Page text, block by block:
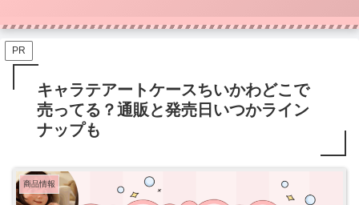
PR
キャラテアートケースちいかわどこで
売ってる？通販と発売日いつかライン
ナップも
商品情報